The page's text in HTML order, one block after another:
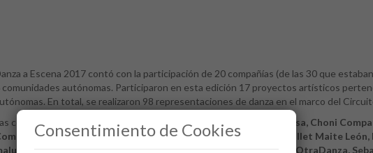
a Escena 2017 contó con la participación de 20 compañías (de las 30 que
comunidades autónomas. Participaron en esta edición 17 proyectos artísticos
En total, se realizaron 98 representaciones de danza en el marco del
compañías participantes en Danza a Escena 2017 fueron:
BD Dansa, Choni
de Circo EIA, Dantzaz, Elías Aguirre, Fundación Psicoballet Maite
Lali Ayguadé, Leonor Leal, Maduixa Teatre, Malpelo, OtraDanza,
Consentimiento de Cookies